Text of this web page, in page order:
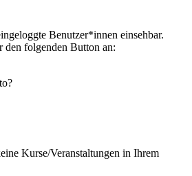
Benutzer*innen einsehbar.
den folgenden Button an:
Kurse/Veranstaltungen in Ihrem